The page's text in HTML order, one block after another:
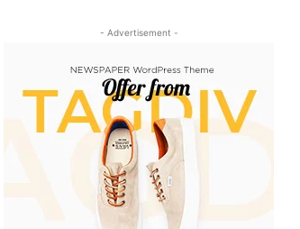
- Advertisement -